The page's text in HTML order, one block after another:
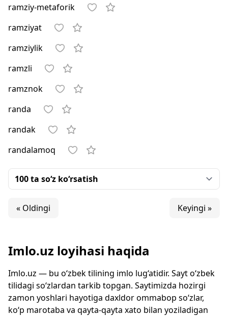
ramziy-metaforik
ramziyat
ramziylik
ramzli
ramznok
randa
randak
randalamoq
« Oldingi Keyingi »
Imlo.uz loyihasi haqida
Imlo.uz — bu o‘zbek tilining imlo lug‘atidir. Sayt o‘zbek
tilidagi so‘zlardan tarkib topgan. Saytimizda hozirgi
zamon yoshlari hayotiga daxldor ommabop so‘zlar,
ko‘p marotaba va qayta-qayta xato bilan yoziladigan